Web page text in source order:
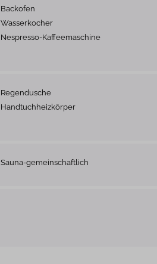
Backofen
Wasserkocher
Nespresso-Kaffeemaschine
Regendusche
Handtuchheizkörper
Sauna-gemeinschaftlich